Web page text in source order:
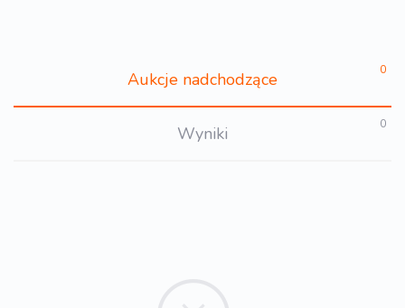
Aukcje nadchodzące 0
Wyniki 0